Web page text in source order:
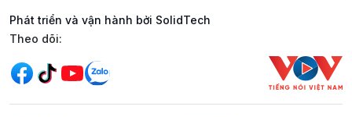
Phát triển và vận hành bởi SolidTech
Mạng xã hội
Theo dõi: